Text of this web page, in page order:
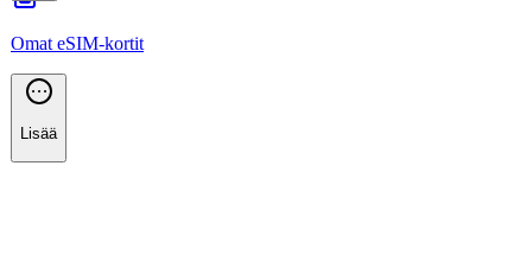
Omat eSIM-kortit
Lisää